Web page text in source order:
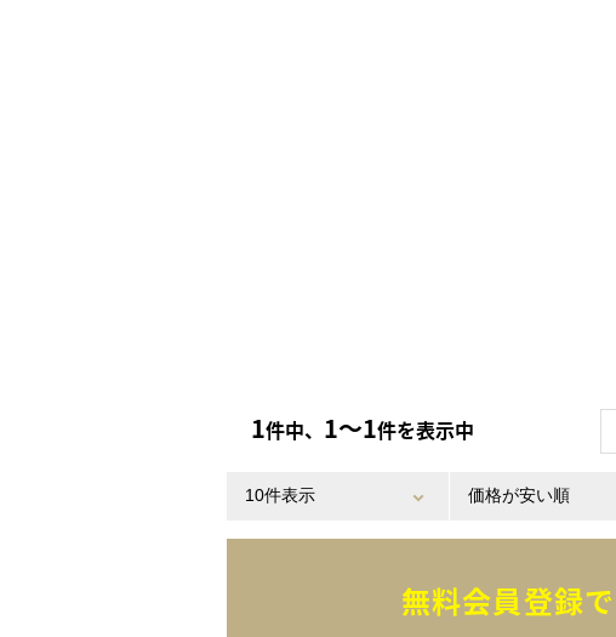
1件中、 1〜1件を表示中
無料会員登録で